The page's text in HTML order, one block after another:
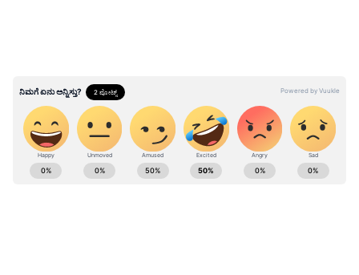
ಮೂಢನಂಬಿಕೆಗೆ ಒಳಗಾಗಿದ್ದ ಆಕೆಯ ಪೋಷಕರು, ಮಗಳಿಗೆ
ದೆವ್ವವೋ, ಭೂತದ ಗಾಳಿ ಸೋಕಿದೆ ಎಂದು ಭಾವಿಸಿದ್ದರು.
ಇದಕ್ಕಾಗಿ ಉಕ್ಕಡಗಾತ್ರಿ ಹಾಗೂ ನಾಯಕನಹಟ್ಟಿ ಬಳಿಯ
ಬೋಸದೇವರಹಟ್ಟಿ ದೇವಾಲಯಗಳಿಗೆ ಮಗಳನ್ನು ಕರೆದೊಯ್ದು
ಪೂಜೆ, ಹರಕೆ ಮಾಡಿಸಿ, ಆರೋಗ್ಯಕ್ಕಾಗಿ ಪ್ರಾರ್ಥಿಸಿದ್ದಾರೆ.
ABOUT THE AUTHOR